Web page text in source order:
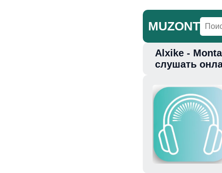
MUZONT
Главная
Alxike -
слушать